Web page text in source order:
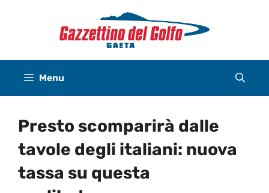
Menu
Presto scomparirà dalle
tavole degli italiani: nuova
tassa su questa